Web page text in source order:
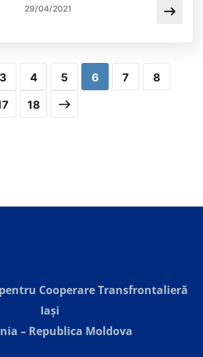
29/04/2021
3 4 5 6 7
8
18
Cooperare Transfrontalieră
Iaşi
– Republica Moldova